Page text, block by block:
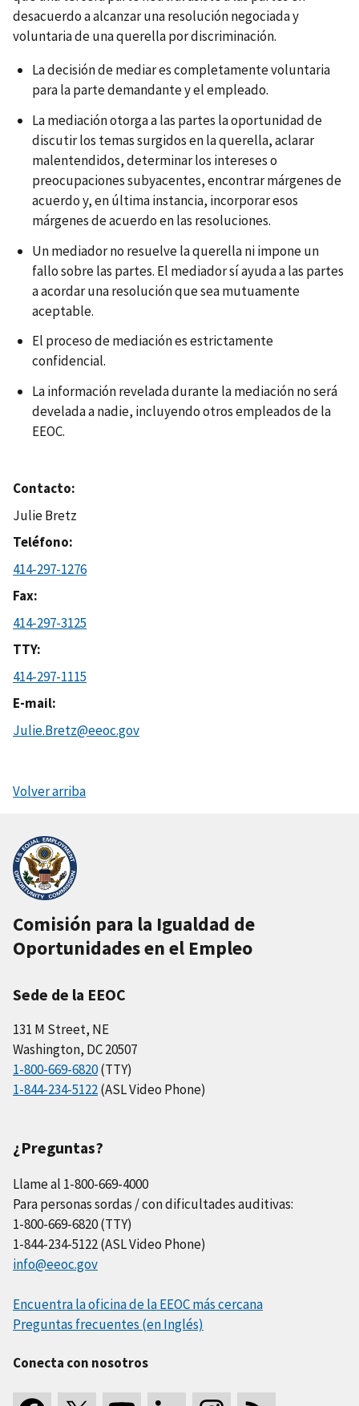
desacuerdo a alcanzar una resolución negociada y
voluntaria de una querella por discriminación.
La decisión de mediar es completamente voluntaria
para la parte demandante y el empleado.
La mediación otorga a las partes la oportunidad de
discutir los temas surgidos en la querella, aclarar
malentendidos, determinar los intereses o
preocupaciones subyacentes, encontrar márgenes de
acuerdo y, en última instancia, incorporar esos
márgenes de acuerdo en las resoluciones.
Un mediador no resuelve la querella ni impone un
fallo sobre las partes. El mediador sí ayuda a las partes
a acordar una resolución que sea mutuamente
aceptable.
El proceso de mediación es estrictamente
confidencial.
La información revelada durante la mediación no será
develada a nadie, incluyendo otros empleados de la
EEOC.
Contacto
Julie Bretz
Teléfono
414-297-1276
Fax
414-297-3125
TTY
414-297-1115
E-mail
Julie.Bretz@eeoc.gov
Volver arriba
Comisión para la Igualdad de
Oportunidades en el Empleo
Sede de la EEOC
131 M Street, NE
Washington, DC 20507
1-800-669-6820(TTY)
1-844-234-5122(ASL Video Phone)
¿Preguntas?
Llame al 1-800-669-4000
Para personas sordas / con dificultades auditivas:
1-800-669-6820 (TTY)
1-844-234-5122 (ASL Video Phone)
info@eeoc.gov
Encuentra la oficina de la EEOC más cercana
Preguntas frecuentes (en Inglés)
Conecta con nosotros